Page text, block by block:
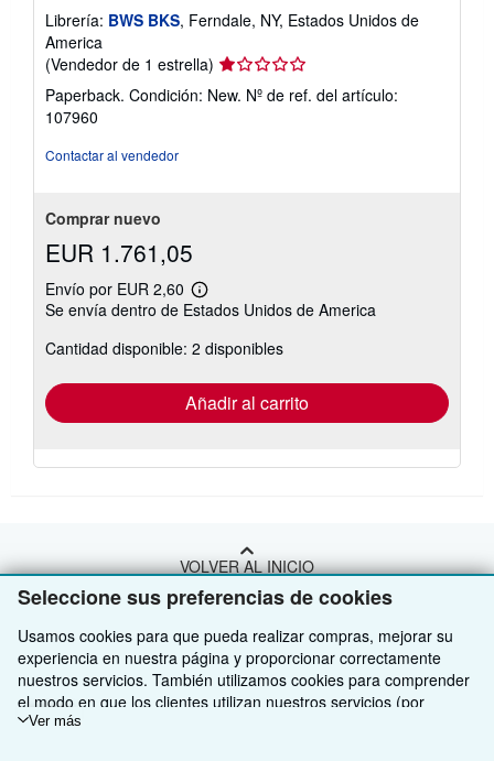
Seleccione sus preferencias de cookies
Usamos cookies para que pueda realizar compras, mejorar su
experiencia en nuestra página y proporcionar correctamente
nuestros servicios. También utilizamos cookies para comprender
el modo en que los clientes utilizan nuestros servicios (por
ejemplo, midiendo las visitas al sitio) y así poder realizar mejoras.
Ver más
Librería: BWS BKS, Ferndale, NY, Estados Unidos de
America
(Vendedor de 1 estrella) Calificación
vendedor:
Paperback. Condición: New. Nº de ref. del artículo:
107960
Contactar al vendedor
Comprar nuevo
EUR 1.761,05
Envío por EUR 2,60
Más
información
las
tarifas
envío
Se envía dentro de Estados Unidos de America
Cantidad disponible: 2 disponibles
Añadir al carrito
VOLVER AL INICIO
Compre con nosotros
Búsqueda avanzada
Colecciones
Venda con nosotros
Comenzar a vender
Sobre nosotros